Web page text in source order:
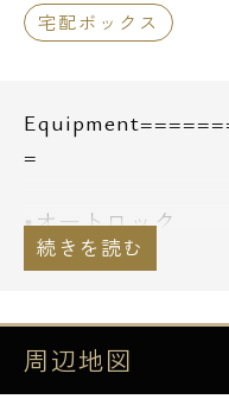
宅配ボックス
=
■オートロック
■エレベーター
■専用ごみ置場
■TVモニター付イ
■フローリング
周辺地図